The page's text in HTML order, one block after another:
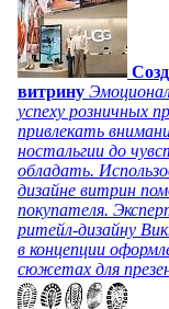
витрину
успеху розничных
привлекать
ностальгии до
обладать.
дизайне витрин
покупателя.
ритейл-дизайну
в концепции
сюжетах для